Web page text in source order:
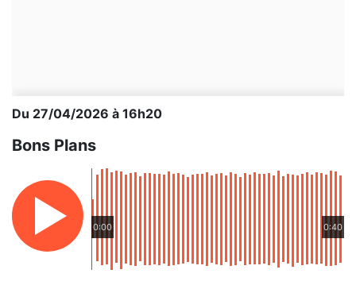
Du 27/04/2026 à 16h20
Bons Plans
0:00 0:40